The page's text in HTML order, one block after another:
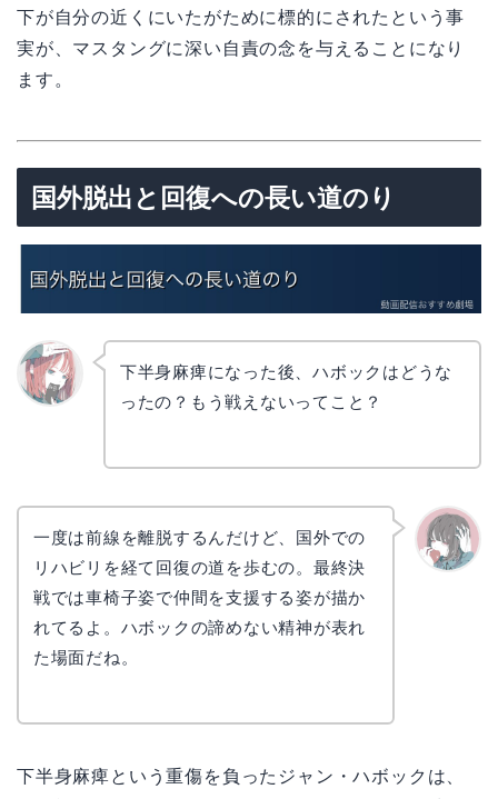
下が自分の近くにいたがために標的にされたという事
実が、マスタングに深い自責の念を与えることになり
ます。
国外脱出と回復への長い道のり
下半身麻痺になった後、ハボックはどうな
ったの？もう戦えないってこと？
一度は前線を離脱するんだけど、国外での
リハビリを経て回復の道を歩むの。最終決
戦では車椅子姿で仲間を支援する姿が描か
れてるよ。ハボックの諦めない精神が表れ
た場面だね。
下半身麻痺という重傷を負ったジャン・ハボックは、